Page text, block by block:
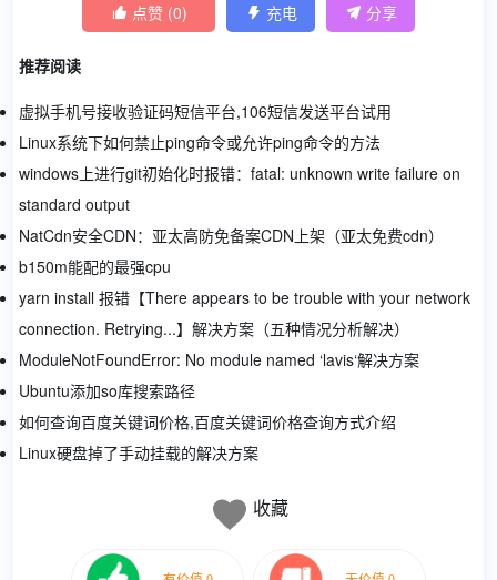
 点赞 (0)  充电  分享
推荐阅读
虚拟手机号接收验证码短信平台,106短信发送平台试用
Linux系统下如何禁止ping命令或允许ping命令的方法
windows上进行git初始化时报错：fatal: unknown write failure on
standard output
NatCdn安全CDN：亚太高防免备案CDN上架（亚太免费cdn）
b150m能配的最强cpu
yarn install 报错【There appears to be trouble with your network
connection. Retrying...】解决方案（五种情况分析解决）
ModuleNotFoundError: No module named ‘lavis‘解决方案
Ubuntu添加so库搜索路径
如何查询百度关键词价格,百度关键词价格查询方式介绍
Linux硬盘掉了手动挂载的解决方案
收藏